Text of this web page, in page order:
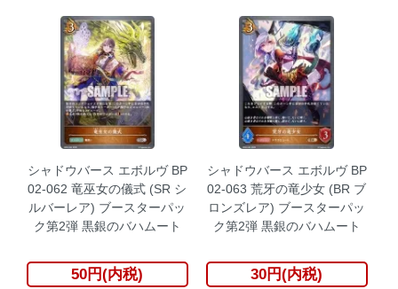
シャドウバース エボルヴ BP
02-062 竜巫女の儀式 (SR シ
ルバーレア) ブースターパッ
ク第2弾 黒銀のバハムート
50円(内税)
シャドウバース エボルヴ BP
02-063 荒牙の竜少女 (BR ブ
ロンズレア) ブースターパッ
ク第2弾 黒銀のバハムート
30円(内税)